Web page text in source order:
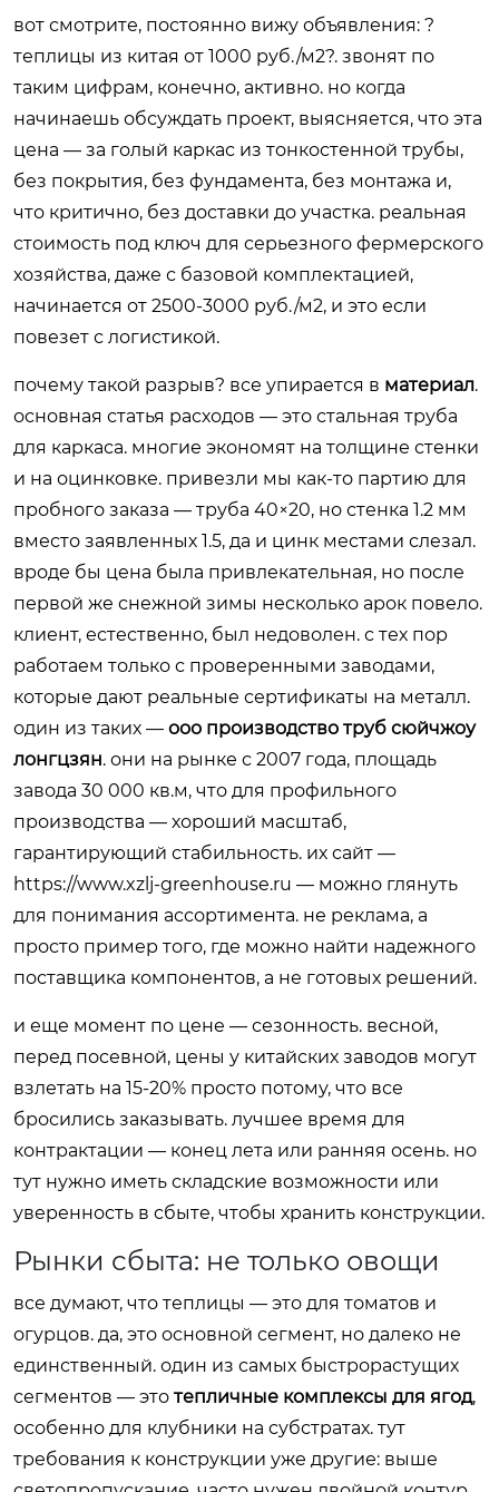
вот смотрите, постоянно вижу объявления: ?
теплицы из китая от 1000 руб./м2?. звонят по
таким цифрам, конечно, активно. но когда
начинаешь обсуждать проект, выясняется, что эта
цена — за голый каркас из тонкостенной трубы,
без покрытия, без фундамента, без монтажа и,
что критично, без доставки до участка. реальная
стоимость под ключ для серьезного фермерского
хозяйства, даже с базовой комплектацией,
начинается от 2500-3000 руб./м2, и это если
повезет с логистикой.
почему такой разрыв? все упирается в материал.
основная статья расходов — это стальная труба
для каркаса. многие экономят на толщине стенки
и на оцинковке. привезли мы как-то партию для
пробного заказа — труба 40×20, но стенка 1.2 мм
вместо заявленных 1.5, да и цинк местами слезал.
вроде бы цена была привлекательная, но после
первой же снежной зимы несколько арок повело.
клиент, естественно, был недоволен. с тех пор
работаем только с проверенными заводами,
которые дают реальные сертификаты на металл.
один из таких — ооо производство труб сюйчжоу
лонгцзян. они на рынке с 2007 года, площадь
завода 30 000 кв.м, что для профильного
производства — хороший масштаб,
гарантирующий стабильность. их сайт —
https://www.xzlj-greenhouse.ru — можно глянуть
для понимания ассортимента. не реклама, а
просто пример того, где можно найти надежного
поставщика компонентов, а не готовых решений.
и еще момент по цене — сезонность. весной,
перед посевной, цены у китайских заводов могут
взлетать на 15-20% просто потому, что все
бросились заказывать. лучшее время для
контрактации — конец лета или ранняя осень. но
тут нужно иметь складские возможности или
уверенность в сбыте, чтобы хранить конструкции.
Рынки сбыта: не только овощи
все думают, что теплицы — это для томатов и
огурцов. да, это основной сегмент, но далеко не
единственный. один из самых быстрорастущих
сегментов — это тепличные комплексы для ягод,
особенно для клубники на субстратах. тут
требования к конструкции уже другие: выше